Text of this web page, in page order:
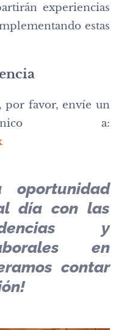
experiencias
estas
por favor, envíe un
a:
día con las
y
en
contar